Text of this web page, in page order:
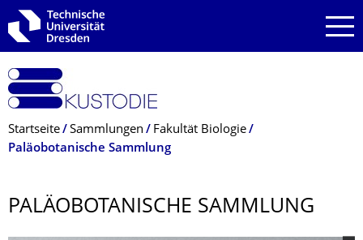
Zur Hauptnavigation springen
Zur Suche springen
Zum Inhalt springen
Breadcrumb-Menü
Startseite Sammlungen
Fakultät Biologie
Paläobotanische Sammlung
PALÄOBOTANISCHE SAMMLUNG